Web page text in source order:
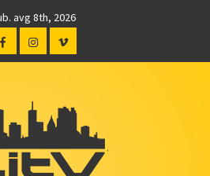
avg 8th, 2026